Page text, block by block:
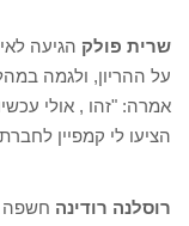
שרית פולק הגיעה
על ההריון, ולגמה
אמרה: "זהו , אולי
הציעו לי קמפיין
רוסלנה רודינה חשפה